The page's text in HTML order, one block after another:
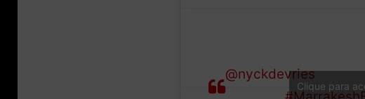
@nyckdevries
Clique para